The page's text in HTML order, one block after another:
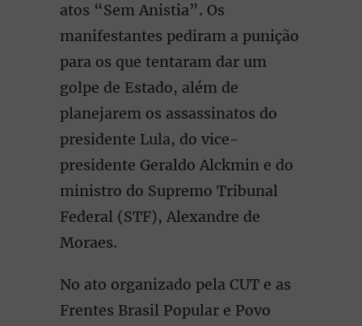
atos “Sem Anistia”. Os
manifestantes pediram a punição
para os que tentaram dar um
golpe de Estado, além de
planejarem os assassinatos do
presidente Lula, do vice-
presidente Geraldo Alckmin e do
ministro do Supremo Tribunal
Federal (STF), Alexandre de
Moraes.
No ato organizado pela CUT e as
Frentes Brasil Popular e Povo